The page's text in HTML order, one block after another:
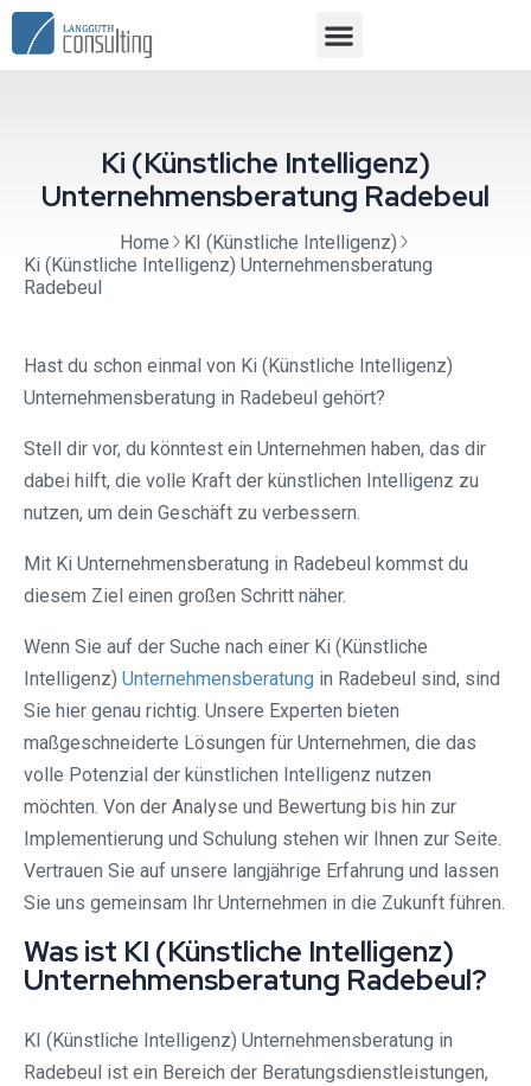
Ki (Künstliche Intelligenz)
Unternehmensberatung Radebeul
Home
KI (Künstliche Intelligenz)
Ki (Künstliche Intelligenz) Unternehmensberatung
Radebeul
Hast du schon einmal von Ki (Künstliche Intelligenz)
Unternehmensberatung in Radebeul gehört?
Stell dir vor, du könntest ein Unternehmen haben, das dir
dabei hilft, die volle Kraft der künstlichen Intelligenz zu
nutzen, um dein Geschäft zu verbessern.
Mit Ki Unternehmensberatung in Radebeul kommst du
diesem Ziel einen großen Schritt näher.
Wenn Sie auf der Suche nach einer Ki (Künstliche
Intelligenz) Unternehmensberatung in Radebeul sind, sind
Sie hier genau richtig. Unsere Experten bieten
maßgeschneiderte Lösungen für Unternehmen, die das
volle Potenzial der künstlichen Intelligenz nutzen
möchten. Von der Analyse und Bewertung bis hin zur
Implementierung und Schulung stehen wir Ihnen zur Seite.
Vertrauen Sie auf unsere langjährige Erfahrung und lassen
Sie uns gemeinsam Ihr Unternehmen in die Zukunft führen.
Was ist KI (Künstliche Intelligenz)
Unternehmensberatung Radebeul?
KI (Künstliche Intelligenz) Unternehmensberatung in
Radebeul ist ein Bereich der Beratungsdienstleistungen,